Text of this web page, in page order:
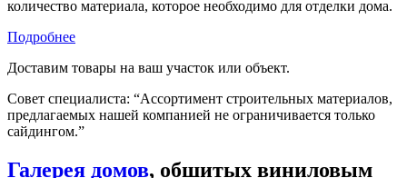
количество материала, которое необходимо для отделки дома.
Подробнее
Доставим товары на ваш участок или объект.
Совет специалиста: “Ассортимент строительных материалов,
предлагаемых нашей компанией не ограничивается только
сайдингом.”
Галерея домов, обшитых виниловым